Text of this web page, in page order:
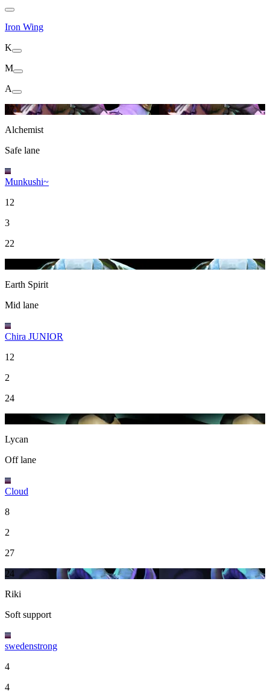
Iron Wing
K
M
A
27
Alchemist
Safe lane
Munkushi~
12
3
22
Earth Spirit
Mid lane
Chira JUNIOR
12
2
24
Lycan
Off lane
Cloud
8
2
27
24
Riki
Soft support
swedenstrong
4
4